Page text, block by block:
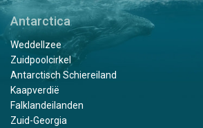
Antarctica
Weddellzee
Zuidpoolcirkel
Antarctisch Schiereiland
Kaapverdië
Falklandeilanden
Zuid-Georgia